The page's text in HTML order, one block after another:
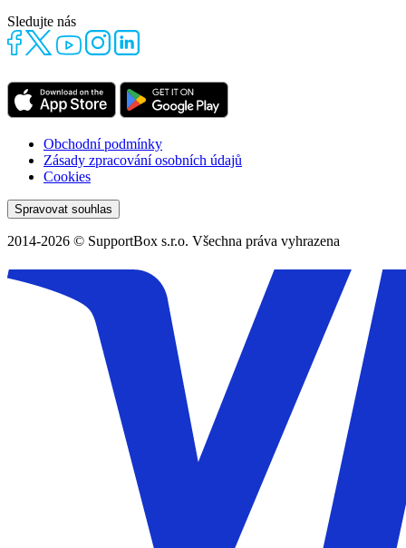
Sledujte nás
Obchodní podmínky
Zásady zpracování osobních údajů
Cookies
Spravovat souhlas
2014-2026 © SupportBox s.r.o. Všechna práva vyhrazena